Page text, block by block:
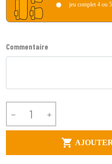
jeu complet 4 ou
Commentaire
 
